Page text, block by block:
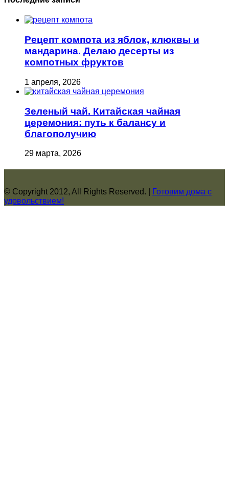
Рецепт компота из яблок, клюквы и
мандарина. Делаю десерты из
компотных фруктов
1 апреля, 2026
Зеленый чай. Китайская чайная
церемония: путь к балансу и
благополучию
29 марта, 2026
© Copyright 2012, All Rights Reserved. |
Готовим дома с
удовольствием!